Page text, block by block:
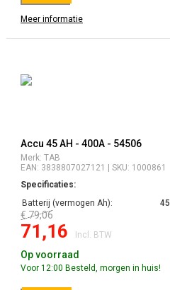
Meer informatie
Accu 45 AH - 400A - 54506
Merk: TAB
EAN: 3838807027121 | SKU: 1000861
Specificaties:
Batterij (vermogen Ah):
45
€ 79,06
71,16 Incl. BTW
Op voorraad
Voor 12:00 Besteld, morgen in huis!